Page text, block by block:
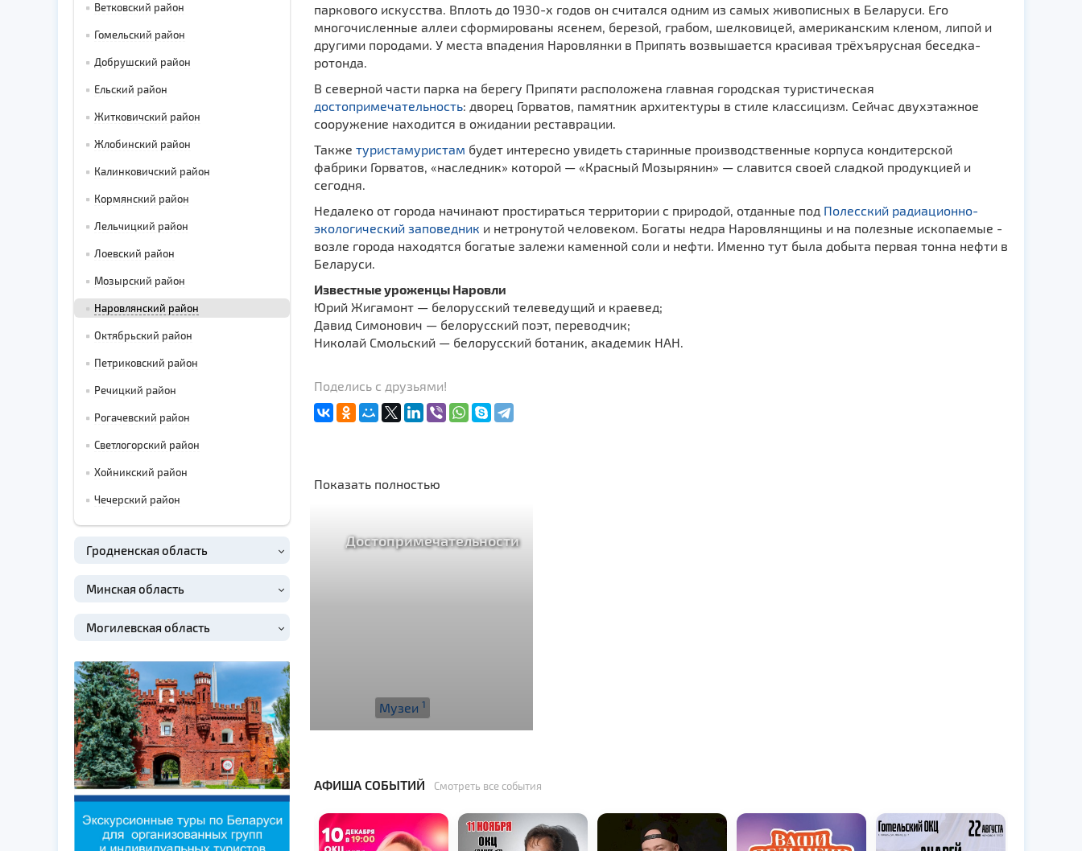
Ветковский район
Гомельский район
Добрушский район
Ельский район
Житковичский район
Жлобинский район
Калинковичский район
Кормянский район
Лельчицкий район
Лоевский район
Мозырский район
Наровлянский район
Октябрьский район
Петриковский район
Речицкий район
Рогачевский район
Светлогорский район
Хойникский район
Чечерский район
Гродненская область
Минская область
Могилевская область
паркового искусства. Вплоть до 1930-х годов он считался одним из самых живописных в Беларуси. Его
многочисленные аллеи сформированы ясенем, березой, грабом, шелковицей, американским кленом, липой и
другими породами. У места впадения Наровлянки в Припять возвышается красивая трёхъярусная беседка-
ротонда.
В северной части парка на берегу Припяти расположена главная городская туристическая
достопримечательность: дворец Горватов, памятник архитектуры в стиле классицизм. Сейчас двухэтажное
сооружение находится в ожидании реставрации.
Также туристамуристам будет интересно увидеть старинные производственные корпуса кондитерской
фабрики Горватов, «наследник» которой — «Красный Мозырянин» — славится своей сладкой продукцией и
сегодня.
Недалеко от города начинают простираться территории с природой, отданные под Полесский радиационно-
экологический заповедник и нетронутой человеком. Богаты недра Наровлянщины и на полезные ископаемые -
возле города находятся богатые залежи каменной соли и нефти. Именно тут была добыта первая тонна нефти в
Беларуси.
Известные уроженцы Наровли
Юрий Жигамонт — белорусский телеведущий и краевед;
Давид Симонович — белорусский поэт, переводчик;
Николай Смольский — белорусский ботаник, академик НАН.
Поделись с друзьями!
Показать полностью
Достопримечательности
Музеи 1
АФИША СОБЫТИЙ Смотреть все события